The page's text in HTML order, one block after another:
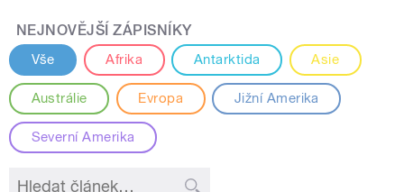
NEJNOVĚJŠÍ ZÁPISNÍKY
Vše Afrika Antarktida Asie
Austrálie Evropa Jižní Amerika
Severní Amerika